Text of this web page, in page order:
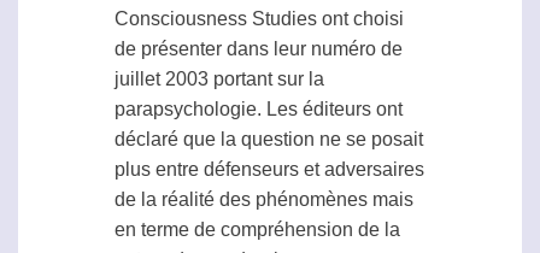
Consciousness Studies ont choisi
de présenter dans leur numéro de
juillet 2003 portant sur la
parapsychologie. Les éditeurs ont
déclaré que la question ne se posait
plus entre défenseurs et adversaires
de la réalité des phénomènes mais
en terme de compréhension de la